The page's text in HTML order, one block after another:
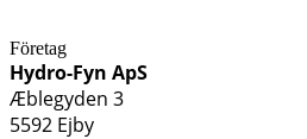
Företag
Hydro-Fyn ApS
Æblegyden 3
5592 Ejby